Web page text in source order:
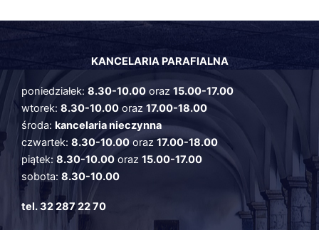
KANCELARIA PARAFIALNA
poniedziałek: 8.30-10.00 oraz 15.00-17.00
wtorek: 8.30-10.00 oraz 17.00-18.00
środa: kancelaria nieczynna
czwartek: 8.30-10.00 oraz 17.00-18.00
piątek:8.30-10.00 oraz 15.00-17.00
sobota: 8.30-10.00
tel. 32 287 22 70